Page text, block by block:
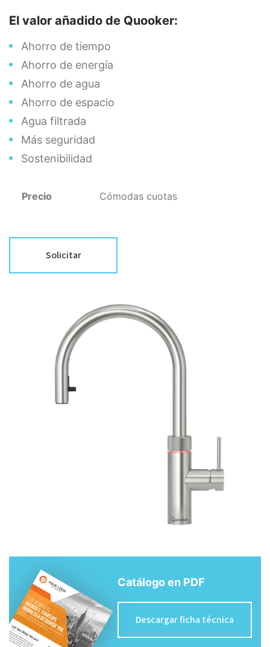
El valor añadido de Quooker:
Ahorro de tiempo
Ahorro de energía
Ahorro de agua
Ahorro de espacio
Agua filtrada
Más seguridad
Sostenibilidad
Precio Cómodas cuotas
Solicitar
Catálogo en PDF
Descargar ficha técnica